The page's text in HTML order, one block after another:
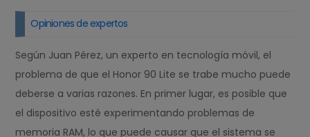
Opiniones de expertos
Según Juan Pérez, un experto en tecnología móvil, el
problema de que el Honor 90 Lite se trabe mucho puede
deberse a varias razones. En primer lugar, es posible que
el dispositivo esté experimentando problemas de
memoria RAM, lo que puede causar que el sistema se